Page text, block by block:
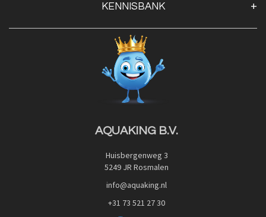
Openingstijden
Contact
Privacy Policy
Veilig betalen met:
KENNISBANK
Blog
Advies
Red Label Filter Series
Nishikigoi-Ô
JPD Japan Pet Design
AQUAKING B.V.
Huisbergenweg 3
5249 JR Rosmalen
info@aquaking.nl
+31 73 521 27 30